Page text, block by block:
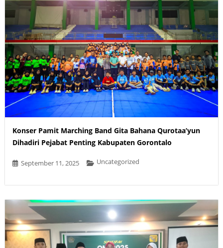
Konser Pamit Marching Band Gita Bahana Qurotaa’yun
Dihadiri Pejabat Penting Kabupaten Gorontalo
September 11, 2025 Uncategorized